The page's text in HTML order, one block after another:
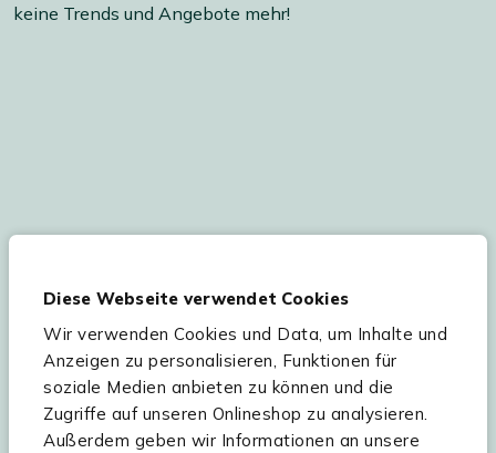
Diese Webseite verwendet Cookies
Wir verwenden Cookies und Data, um Inhalte und
Anzeigen zu personalisieren, Funktionen für
soziale Medien anbieten zu können und die
Zugriffe auf unseren Onlineshop zu analysieren.
Außerdem geben wir Informationen an unsere
keine Trends und Angebote mehr!
Einstellungen verarbeitet. Abmeldung jederzeit
möglich.
Teilnahmebedingungen Gutscheinaktion lesen.
Hilfe & Service